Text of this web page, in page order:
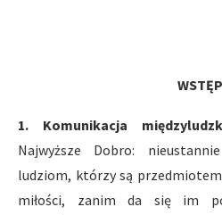
WSTĘP
1. Komunikacja
Najwyższe Dobro:
ludziom, którzy są
miłości, zanim da się im